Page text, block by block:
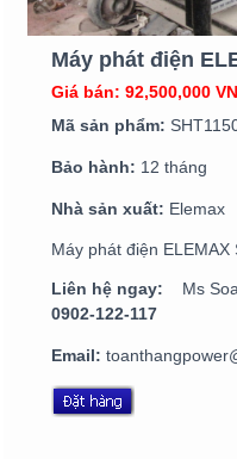
Máy phát điện
Giá bán: 92,500,000
Mã sản phẩm:
Bảo hành: 12 tháng
Nhà sản xuất: Elemax
Máy phát điện ELEMAX
Liên hệ ngay: Ms
0902-122-117
Email: